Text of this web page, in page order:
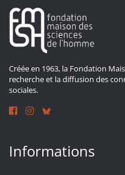
Créée en 1963, la Fondation
recherche et la diffusion des
sociales.
Informations